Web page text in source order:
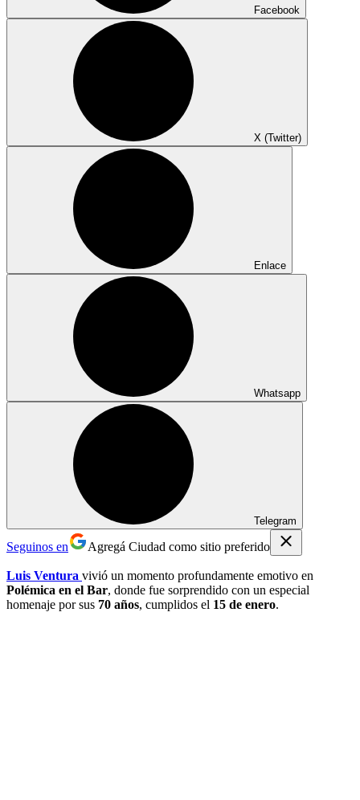
Facebook
X (Twitter)
Enlace
Whatsapp
Telegram
Seguinos en Agregá Ciudad como sitio preferido
Luis Ventura vivió un momento profundamente emotivo en
Polémica en el Bar, donde fue sorprendido con un especial
homenaje por sus 70 años, cumplidos el 15 de enero.